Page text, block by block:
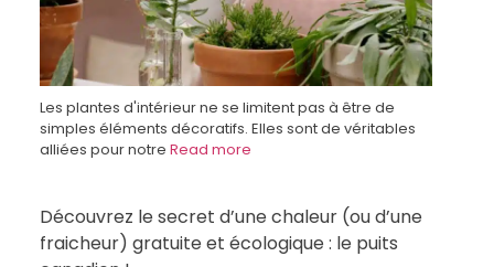
Les plantes d'intérieur ne se limitent pas à être de
simples éléments décoratifs. Elles sont de véritables
alliées pour notre Read more
Découvrez le secret d’une chaleur (ou d’une
fraicheur) gratuite et écologique : le puits